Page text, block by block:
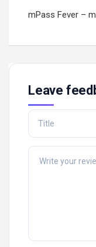
mPass Fever –
Leave